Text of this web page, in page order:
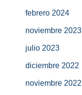
febrero 2024
noviembre 2023
julio 2023
diciembre 2022
noviembre 2022